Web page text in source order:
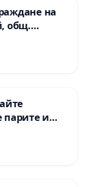
на
общ.
парите и